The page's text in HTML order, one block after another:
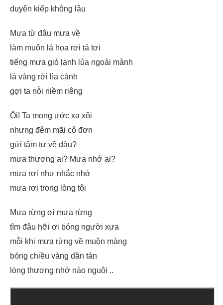
duyên kiếp không lâu
Mưa từ đâu mưa về
làm muôn lá hoa rơi tả tơi
tiếng mưa gió lạnh lùa ngoài mành
lá vàng rời lìa cành
gợi ta nỗi niềm riêng
Ôi! Ta mong ước xa xôi
nhưng đêm mãi cô đơn
gửi tâm tư về đâu?
mưa thương ai? Mưa nhớ ai?
mưa rơi như nhắc nhở
mưa rơi trong lòng tôi
Mưa rừng ơi mưa rừng
tìm đâu hỡi ơi bóng người xưa
mỗi khi mưa rừng về muộn màng
bóng chiều vàng dần tàn
lòng thương nhớ nào nguôi ..